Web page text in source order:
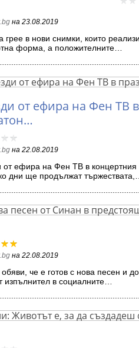
на 23.08.2019
грее в нови снимки, които
форма, а положителните…
от ефира на Фен ТВ
на 22.08.2019
от ефира на Фен ТВ в концертния
дни ще продължат тържествата,…
на 22.08.2019
че е готов с нова песен и
изпълнител в социалните…